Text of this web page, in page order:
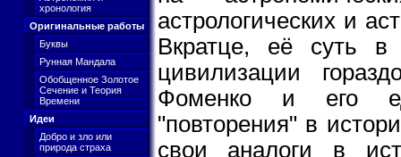
хронология
Оригинальные работы
Буквы
Рунная Мандала
Обобщенное Золотое
Сечение и Теория
Времени
Идеи
Добро и зло или
природа страха
астрологических и
Вкратце, её суть
цивилизации
Фоменко и его
"повторения" в
свои аналоги в